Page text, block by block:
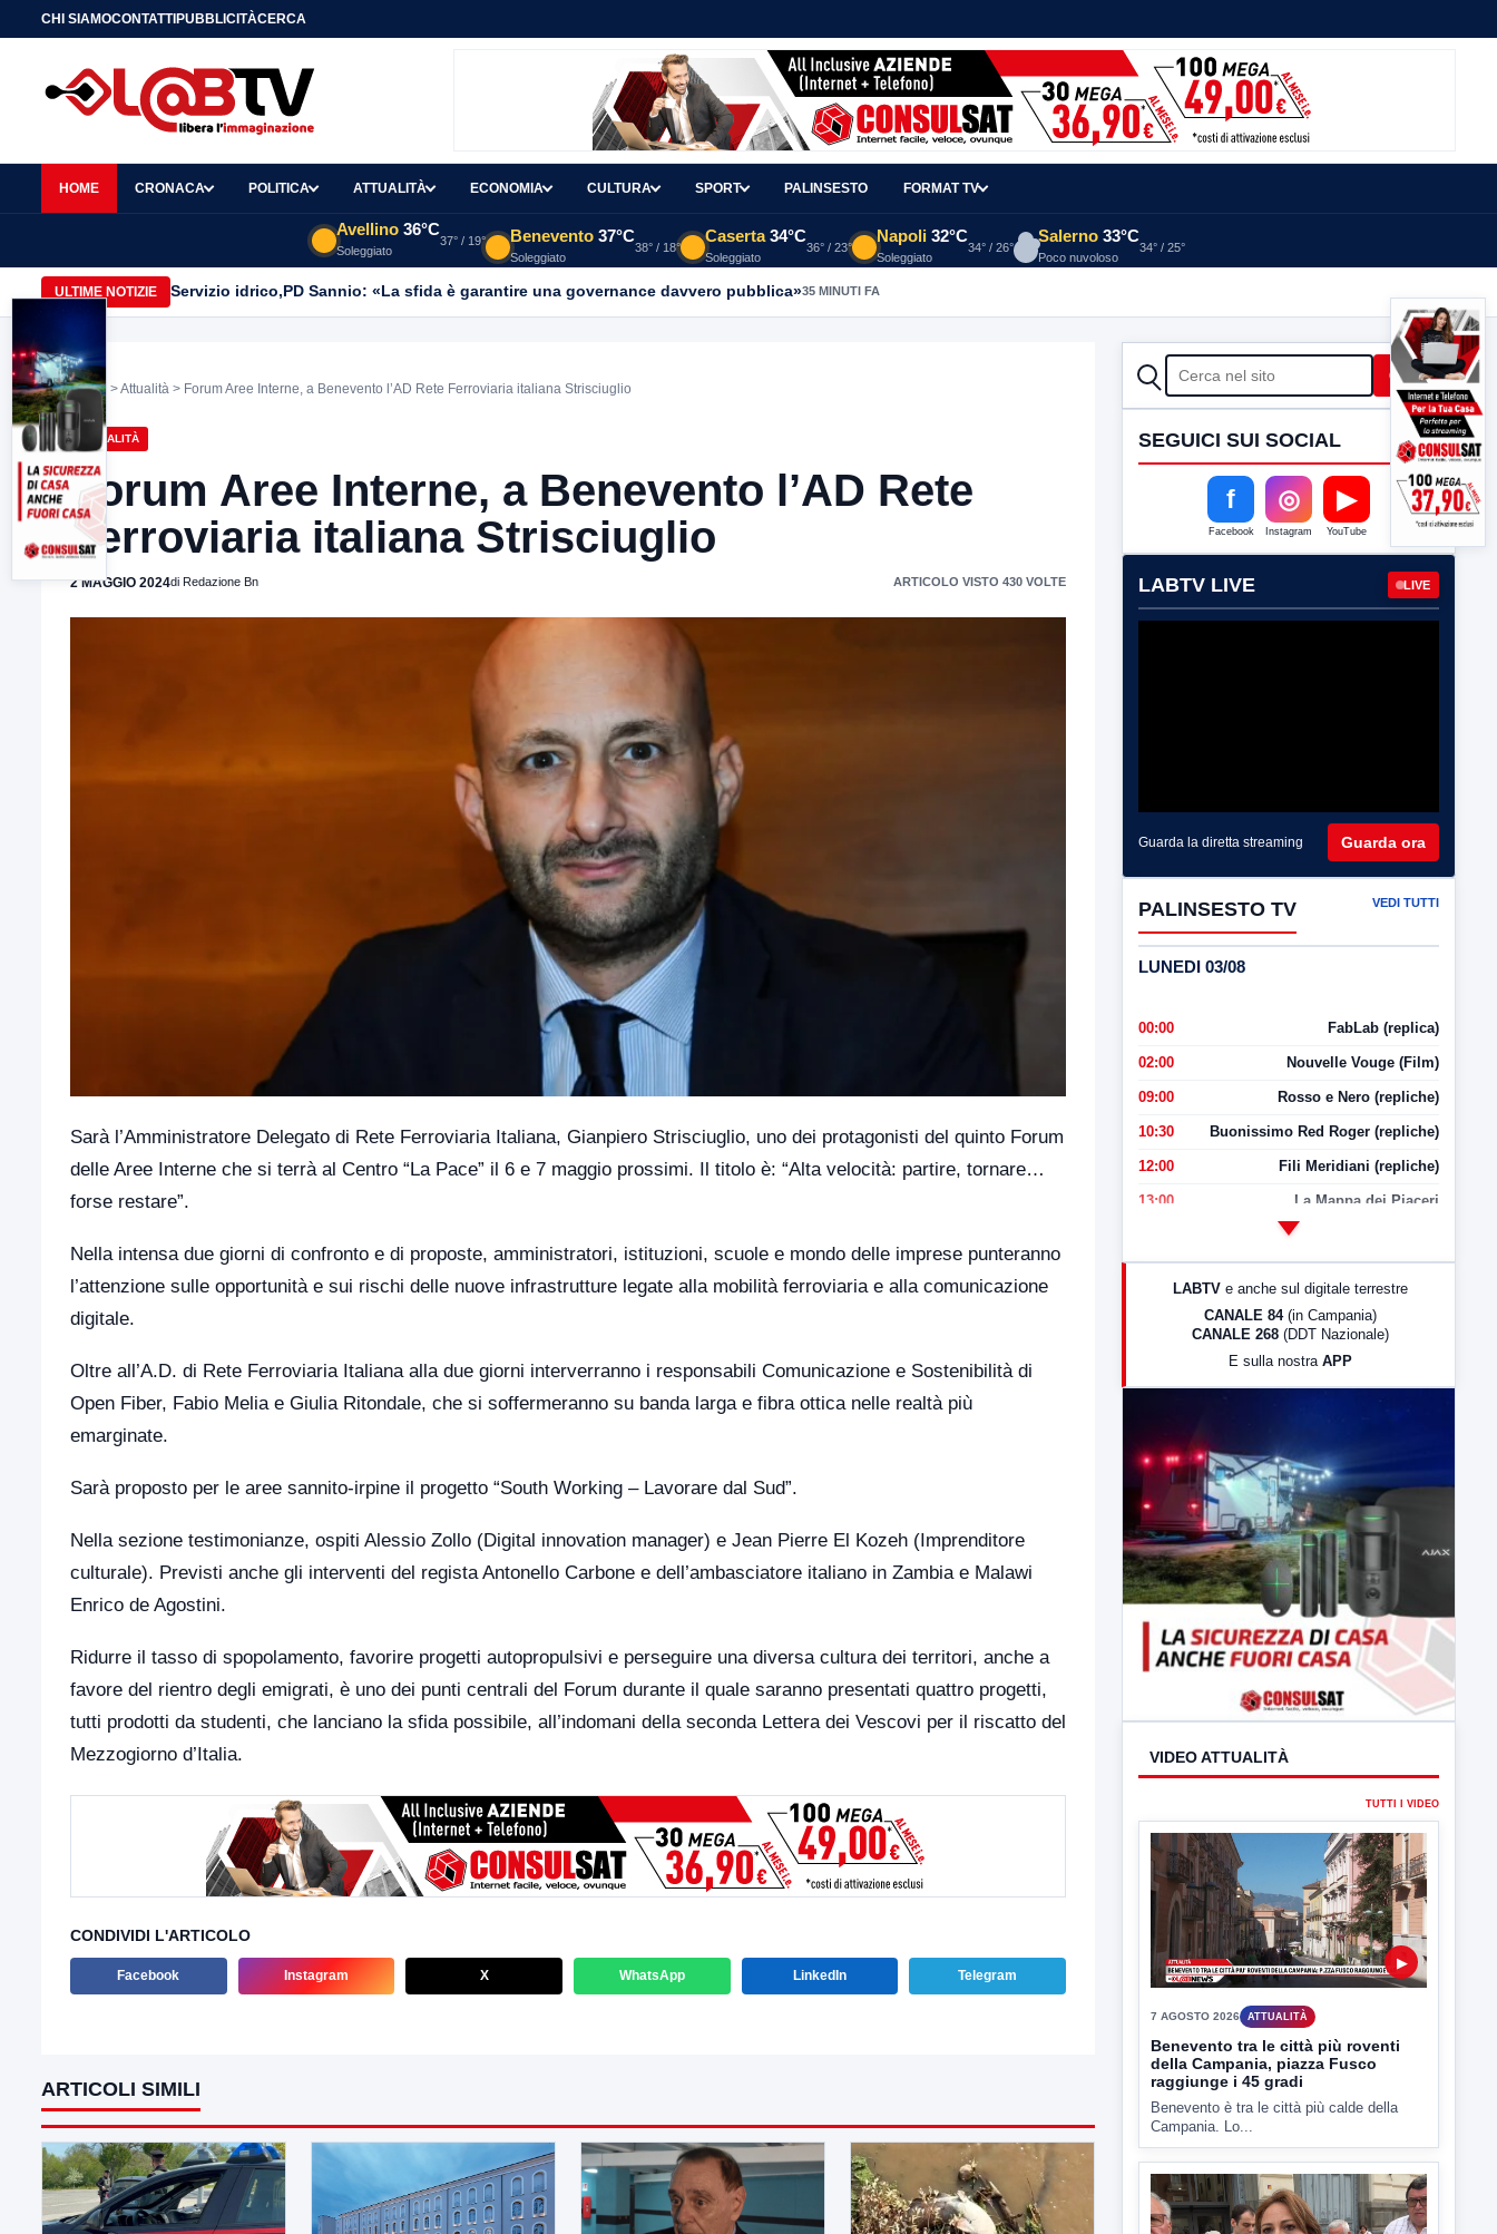
CHI SIAMOCONTATTIPUBBLICITÀCERCA
HOME CRONACA POLITICA ATTUALITÀ ECONOMIA CULTURA SPORT PALINSESTO FORMAT TV
Avellino 36°C
Soleggiato
37° / 19° Benevento 37°C
Soleggiato
38° / 18°
Caserta 34°C
Soleggiato
36° / 23°
Napoli 32°C
Soleggiato
34° / 26°
Salerno 33°C
Poco nuvoloso
34° / 25°
ULTIME NOTIZIE Servizio idrico,PD Sannio: «La sfida è garantire una governance davvero pubblica»35 MINUTI FA
Home >Attualità > Forum Aree Interne, a Benevento l’AD Rete Ferroviaria italiana Strisciuglio
ATTUALITÀ
Forum Aree Interne, a Benevento l’AD Rete
Ferroviaria italiana Strisciuglio
2 MAGGIO 2024di Redazione Bn ARTICOLO VISTO 430 VOLTE
Sarà l’Amministratore Delegato di Rete Ferroviaria Italiana, Gianpiero Strisciuglio, uno dei protagonisti del quinto Forum
delle Aree Interne che si terrà al Centro “La Pace” il 6 e 7 maggio prossimi. Il titolo è: “Alta velocità: partire, tornare…
forse restare”.
Nella intensa due giorni di confronto e di proposte, amministratori, istituzioni, scuole e mondo delle imprese punteranno
l’attenzione sulle opportunità e sui rischi delle nuove infrastrutture legate alla mobilità ferroviaria e alla comunicazione
digitale.
Oltre all’A.D. di Rete Ferroviaria Italiana alla due giorni interverranno i responsabili Comunicazione e Sostenibilità di
Open Fiber, Fabio Melia e Giulia Ritondale, che si soffermeranno su banda larga e fibra ottica nelle realtà più
emarginate.
Sarà proposto per le aree sannito-irpine il progetto “South Working – Lavorare dal Sud”.
Nella sezione testimonianze, ospiti Alessio Zollo (Digital innovation manager) e Jean Pierre El Kozeh (Imprenditore
culturale). Previsti anche gli interventi del regista Antonello Carbone e dell’ambasciatore italiano in Zambia e Malawi
Enrico de Agostini.
Ridurre il tasso di spopolamento, favorire progetti autopropulsivi e perseguire una diversa cultura dei territori, anche a
favore del rientro degli emigrati, è uno dei punti centrali del Forum durante il quale saranno presentati quattro progetti,
tutti prodotti da studenti, che lanciano la sfida possibile, all’indomani della seconda Lettera dei Vescovi per il riscatto del
Mezzogiorno d’Italia.
CONDIVIDI L'ARTICOLO
Facebook Instagram X WhatsApp LinkedIn Telegram
ARTICOLI SIMILI
CERCA Cerca
SEGUICI SUI SOCIAL
f
Facebook
◎
Instagram
▶
YouTube
LABTV LIVE LIVE
Guarda la diretta streaming Guarda ora
PALINSESTO TV VEDI TUTTI
LUNEDI 03/08
00:00 FabLab (replica)
02:00 Nouvelle Vouge (Film)
09:00 Rosso e Nero (repliche)
10:30 Buonissimo Red Roger (repliche)
12:00 Fili Meridiani (repliche)
13:00 La Mappa dei Piaceri
LabNews (Diretta)
LABTV e anche sul digitale terrestre
CANALE 84 (in Campania)
CANALE 268 (DDT Nazionale)
E sulla nostra APP
VIDEO ATTUALITÀ
▶